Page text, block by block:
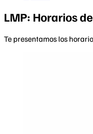
LMP: Horarios
Te presentamos los